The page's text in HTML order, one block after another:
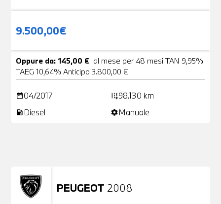
9.500,00€
Oppure da: 145,00 € al mese per 48 mesi TAN 9,95%
TAEG 10,64% Anticipo 3.800,00 €
date_range04/2017 add_road98.130 km
local_gas_station Diesel settingsManuale
PEUGEOT 2008
Usato